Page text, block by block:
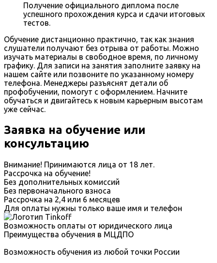
Получение официального диплома после
успешного прохождения курса и сдачи итоговых
тестов.
Обучение дистанционно практично, так как знания
слушатели получают без отрыва от работы. Можно
изучать материалы в свободное время, по личному
графику. Для записи на занятия заполните заявку на
нашем сайте или позвоните по указанному номеру
телефона. Менеджеры разъяснят детали об
профобучении, помогут с оформлением. Начните
обучаться и двигайтесь к новым карьерным высотам
уже сейчас.
Заявка на обучение или
консультацию
Внимание! Принимаются лица от 18 лет.
Рассрочка на обучение!
Без дополнительных комиссий
Без первоначального взноса
Рассрочка на 2,4 или 6 месяцев
Для оплаты нужны только ваше имя и телефон
Возможность оплаты от юридического лица
Преимущества обучения в МЦДПО
Возможность обучения из любой точки России